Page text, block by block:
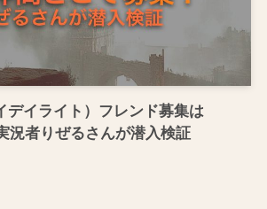
デイライト）フレンド募集は
況者りぜるさんが潜入検証